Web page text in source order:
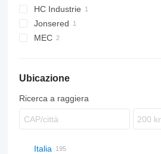
HC Industrie
Jonsered
MEC
Ubicazione
Ricerca a raggiera
Italia